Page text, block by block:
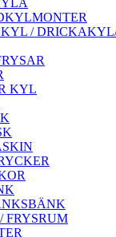
/
KYL
FRYSRUM